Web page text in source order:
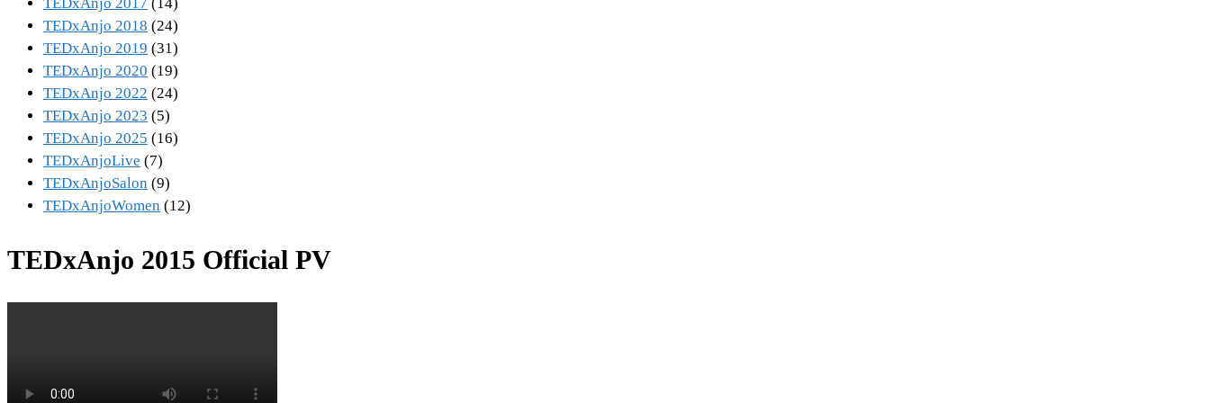
TEDxAnjo 2018 (24)
TEDxAnjo 2019 (31)
TEDxAnjo 2020 (19)
TEDxAnjo 2022 (24)
TEDxAnjo 2023 (5)
TEDxAnjo 2025 (16)
TEDxAnjoLive (7)
TEDxAnjoSalon (9)
TEDxAnjoWomen (12)
TEDxAnjo 2015 Official PV